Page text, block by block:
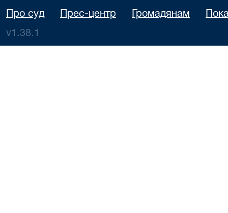
Про суд Прес-центр Громадянам
v1.38.1